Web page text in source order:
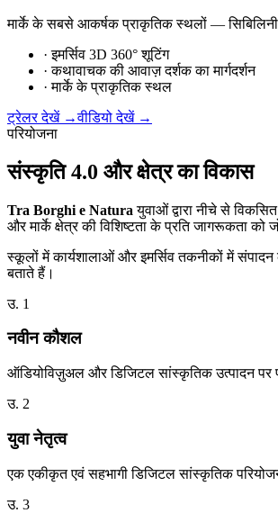
मार्के के सबसे आकर्षक प्राकृतिक स्थलों — सिबिलिनी
·इमर्सिव 3D 360° शूटिंग
·कथावाचक की आवाज़ दर्शक का मार्गदर्शन
·मार्के के प्राकृतिक स्थल
ट्रेलर देखें →वीडियो देखें →
परियोजना
संस्कृति 4.0 और क्षेत्र का विकास
Tra Borghi e Natura युवाओं द्वारा नीचे से
और मार्के क्षेत्र की विशिष्टता के प्रति जागरूकता को
स्कूलों में कार्यशालाओं और इमर्सिव तकनीकों में
बताते हैं।
उ. 1
नवीन कौशल
ऑडियोविज़ुअल और डिजिटल सांस्कृतिक उत्पादन पर
उ. 2
युवा नेतृत्व
एक एकीकृत एवं सहभागी डिजिटल सांस्कृतिक
उ. 3